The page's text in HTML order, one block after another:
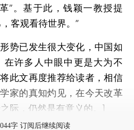
”。基于此，钱颖一教授提
客观看待世界。”
已发生很大变化，中国如
在许多人中眼中更是大为不
此文再度推荐给读者，相信
家的真知灼见，在今天改革
际，仍然是有意义的。]
字 订阅后继续阅读